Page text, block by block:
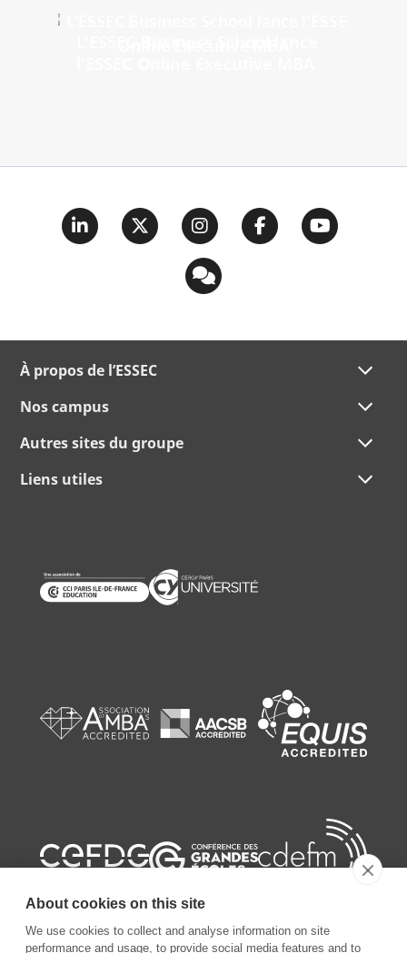
À propos de l’ESSEC
Nos campus
Autres sites du groupe
Liens utiles
About cookies on this site
We use cookies to collect and analyse information on site
performance and usage, to provide social media features and to